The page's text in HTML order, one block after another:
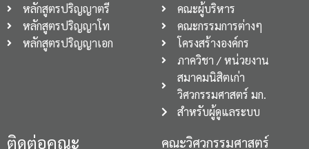
หลักสูตรปริญญาตรี
หลักสูตรปริญญาโท
หลักสูตรปริญญาเอก
คณะผู้บริหาร
คณะกรรมการต่างๆ
โครงสร้างองค์กร
ภาควิชา / หน่วยงาน
สมาคมนิสิตเก่า
วิศวกรรมศาสตร์ มก.
สำหรับผู้ดูแลระบบ
ติดต่อคณะ คณะวิศวกรรมศาสตร์